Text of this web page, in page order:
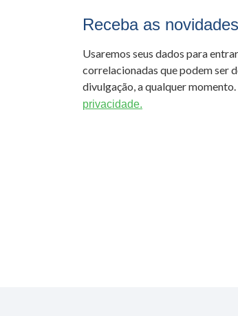
Receba as
Usaremos seus dados para
correlacionadas que podem ser
divulgação, a qualquer
privacidade.